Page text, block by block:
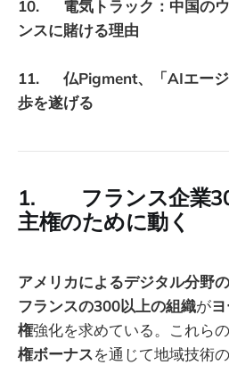
10. 電気トラック：中国のウ
ンスに賭ける理由
11. 仏Pigment、「AIエージ
歩を遂げる
1. フランス企業
主権のために動く
アメリカによるデジタル分野
フランスの300以上の組織が
権強化を求めている。これらの
権ボーナスを通じて地域技術